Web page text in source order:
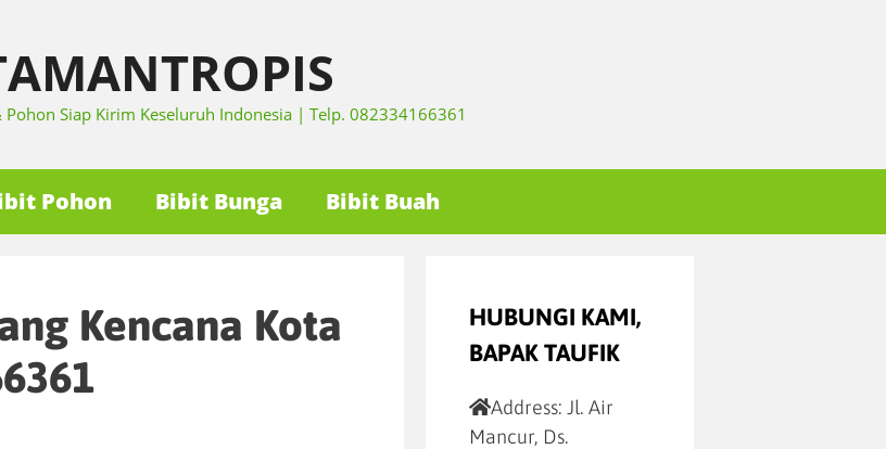
Pohon Siap Kirim Keseluruh Indonesia | Telp. 082334166361
Pohon Bibit Bunga Bibit Buah
Kencana Kota
HUBUNGI KAMI,
BAPAK TAUFIK
Address: Jl. Air
Mancur, Ds.